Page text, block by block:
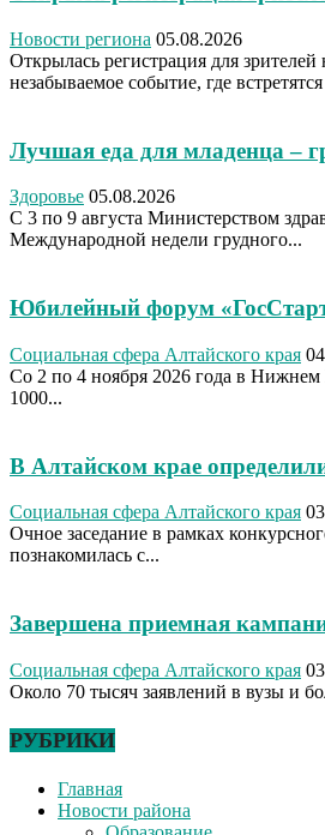
Новости региона 05.08.2026
Открылась регистрация для
незабываемое событие, где
Лучшая еда для младенца –
Здоровье 05.08.2026
С 3 по 9 августа Министерством
Международной недели грудного...
Юбилейный форум
Социальная сфера Алтайского края
Со 2 по 4 ноября 2026 года в
1000...
В Алтайском крае
Социальная сфера Алтайского края
Очное заседание в рамках
познакомилась с...
Завершена приемная
Социальная сфера Алтайского края
Около 70 тысяч заявлений в вузы и
РУБРИКИ
Главная
Новости района